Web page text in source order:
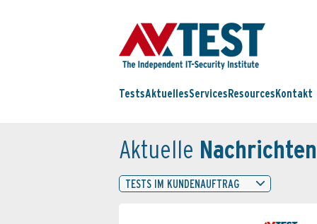
TestsAktuellesServices Resources Kontakt
Aktuelle Nachrichten
TESTS IM KUNDENAUFTRAG